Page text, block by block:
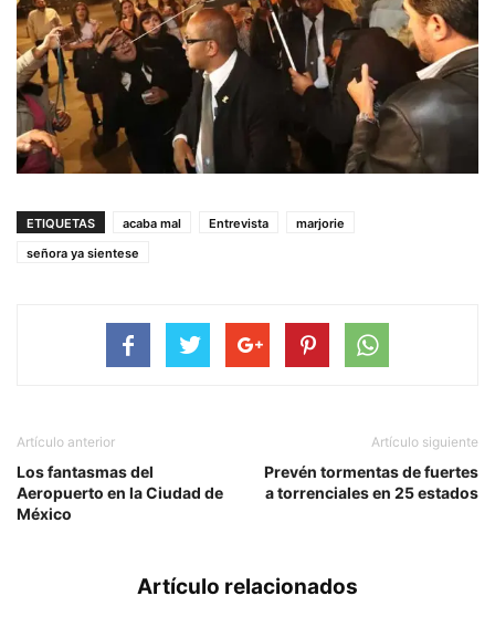
ETIQUETAS acaba mal Entrevista
marjorie
señora ya sientese
Artículo anterior
Los fantasmas del
Aeropuerto en la Ciudad de
México
Artículo siguiente
Prevén tormentas de fuertes
a torrenciales en 25 estados
Artículo relacionados